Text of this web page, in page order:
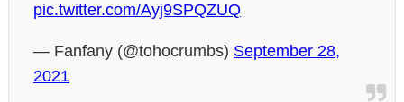
pic.twitter.com/Ayj9SPQZUQ
— Fanfany (@tohocrumbs) September 28,
2021